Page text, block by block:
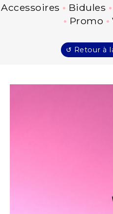
Accessoires Bidules
Promo
↺ Retour à